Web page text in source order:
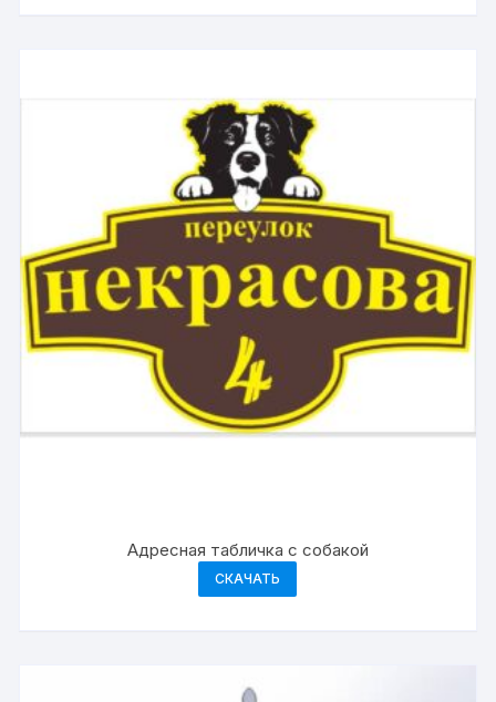
Адресная табличка с собакой
СКАЧАТЬ